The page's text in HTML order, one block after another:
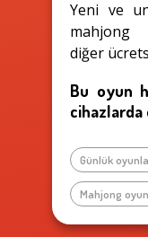
Yeni ve
mahjong
diğer
Bu oyun
Günlük
Mahjong